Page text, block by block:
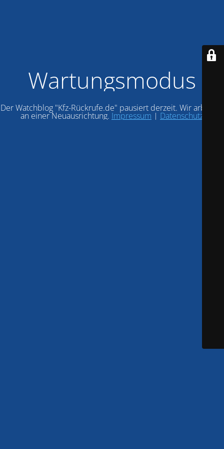
Wartungsmodus
Der Watchblog "Kfz-Rückrufe.de" pausiert derzeit. Wir arbeiten
an einer Neuausrichtung. Impressum | Datenschutz